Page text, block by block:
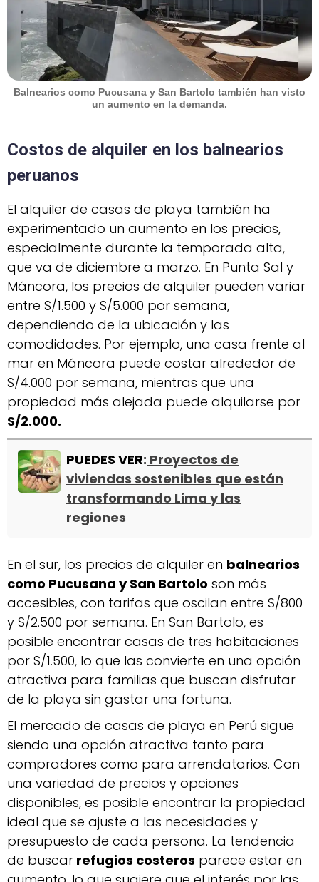
Balnearios como Pucusana y San Bartolo también han visto
un aumento en la demanda.
Costos de alquiler en los balnearios
peruanos
El alquiler de casas de playa también ha
experimentado un aumento en los precios,
especialmente durante la temporada alta,
que va de diciembre a marzo. En Punta Sal y
Máncora, los precios de alquiler pueden variar
entre S/1.500 y S/5.000 por semana,
dependiendo de la ubicación y las
comodidades. Por ejemplo, una casa frente al
mar en Máncora puede costar alrededor de
S/4.000 por semana, mientras que una
propiedad más alejada puede alquilarse por
S/2.000.
PUEDES VER: Proyectos de
viviendas sostenibles que están
transformando Lima y las
regiones
En el sur, los precios de alquiler en balnearios
como Pucusana y San Bartolo son más
accesibles, con tarifas que oscilan entre S/800
y S/2.500 por semana. En San Bartolo, es
posible encontrar casas de tres habitaciones
por S/1.500, lo que las convierte en una opción
atractiva para familias que buscan disfrutar
de la playa sin gastar una fortuna.
El mercado de casas de playa en Perú sigue
siendo una opción atractiva tanto para
compradores como para arrendatarios. Con
una variedad de precios y opciones
disponibles, es posible encontrar la propiedad
ideal que se ajuste a las necesidades y
presupuesto de cada persona. La tendencia
de buscar refugios costeros parece estar en